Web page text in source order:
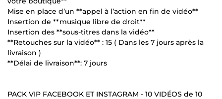
Mise en place d’un **appel à l’action en fin de vidéo**
Insertion de **musique libre de droit**
Insertion des **sous-titres dans la vidéo**
**Retouches sur la vidéo** : 15 ( Dans les 7 jours après la
livraison )
**Délai de livraison**: 7 jours
PACK VIP FACEBOOK ET INSTAGRAM - 10 VIDÉOS de 10